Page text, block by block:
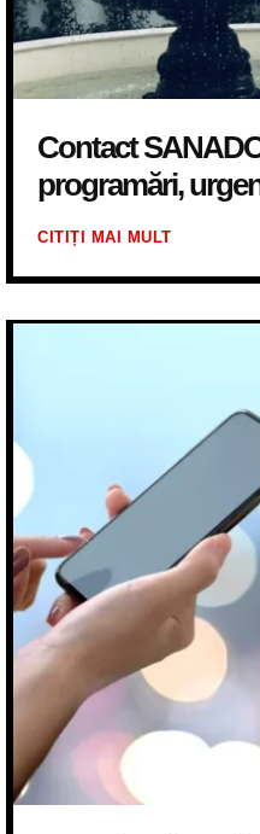
Contact
programări,
CITIȚI MAI MULT